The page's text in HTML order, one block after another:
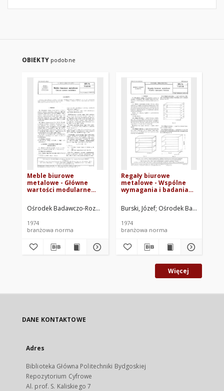
OBIEKTY podobne
Meble biurowe
metalowe - Główne
wartości modularne
Ośrodek Badawczo-Rozwojowy Środków Organizacyjno-
1974
branżowa norma
Regały biurowe
metalowe - Wspólne
wymagania i badania
Burski, Józef Ośrodek Badawczo-
1974
branżowa norma
Więcej
DANE KONTAKTOWE
Adres
Biblioteka Główna Politechniki Bydgoskiej
Repozytorium Cyfrowe
Al. prof. S. Kaliskiego 7